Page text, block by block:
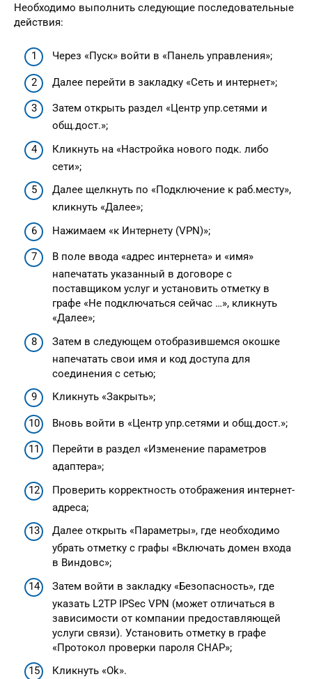
Необходимо выполнить следующие последовательные
действия:
Через «Пуск» войти в «Панель управления»;
Далее перейти в закладку «Сеть и интернет»;
Затем открыть раздел «Центр упр.сетями и
общ.дост.»;
Кликнуть на «Настройка нового подк. либо
сети»;
Далее щелкнуть по «Подключение к раб.месту»,
кликнуть «Далее»;
Нажимаем «к Интернету (VPN)»;
В поле ввода «адрес интернета» и «имя»
напечатать указанный в договоре с
поставщиком услуг и установить отметку в
графе «Не подключаться сейчас …», кликнуть
«Далее»;
Затем в следующем отобразившемся окошке
напечатать свои имя и код доступа для
соединения с сетью;
Кликнуть «Закрыть»;
Вновь войти в «Центр упр.сетями и общ.дост.»;
Перейти в раздел «Изменение параметров
адаптера»;
Проверить корректность отображения интернет-
адреса;
Далее открыть «Параметры», где необходимо
убрать отметку с графы «Включать домен входа
в Виндовс»;
Затем войти в закладку «Безопасность», где
указать L2TP IPSec VPN (может отличаться в
зависимости от компании предоставляющей
услуги связи). Установить отметку в графе
«Протокол проверки пароля CHAP»;
Кликнуть «Ok».